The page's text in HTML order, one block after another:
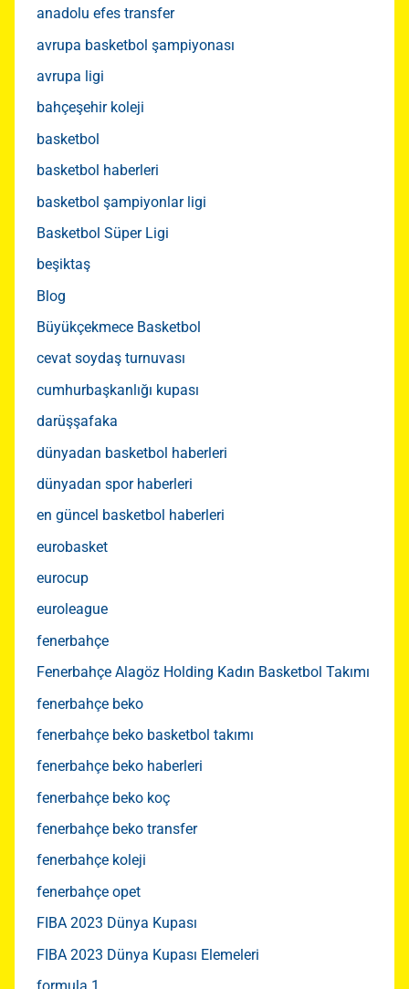
anadolu efes transfer
avrupa basketbol şampiyonası
avrupa ligi
bahçeşehir koleji
basketbol
basketbol haberleri
basketbol şampiyonlar ligi
Basketbol Süper Ligi
beşiktaş
Blog
Büyükçekmece Basketbol
cevat soydaş turnuvası
cumhurbaşkanlığı kupası
darüşşafaka
dünyadan basketbol haberleri
dünyadan spor haberleri
en güncel basketbol haberleri
eurobasket
eurocup
euroleague
fenerbahçe
Fenerbahçe Alagöz Holding Kadın Basketbol Takımı
fenerbahçe beko
fenerbahçe beko basketbol takımı
fenerbahçe beko haberleri
fenerbahçe beko koç
fenerbahçe beko transfer
fenerbahçe koleji
fenerbahçe opet
FIBA 2023 Dünya Kupası
FIBA 2023 Dünya Kupası Elemeleri